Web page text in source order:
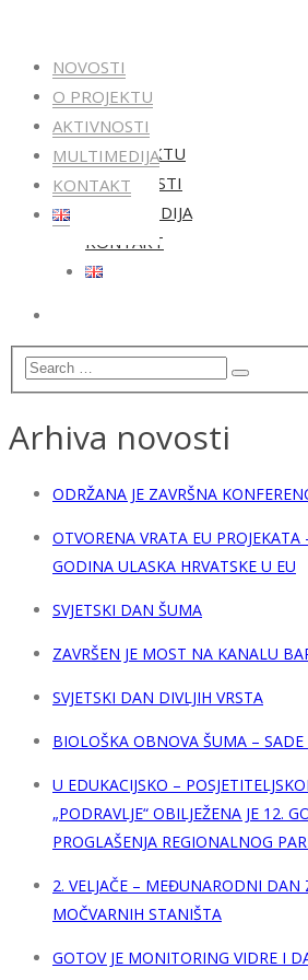
NOVOSTI
O PROJEKTU
AKTIVNOSTI
MULTIMEDIJA
KONTAKT
NOVOSTI
O PROJEKTU
AKTIVNOSTI
MULTIMEDIJA
KONTAKT
Arhiva novosti
ODRŽANA JE ZAVRŠNA
OTVORENA VRATA EU PROJEKATA
GODINA ULASKA HRVATSKE U EU
SVJETSKI DAN ŠUMA
ZAVRŠEN JE MOST NA KANALU
SVJETSKI DAN DIVLJIH VRSTA
BIOLOŠKA OBNOVA ŠUMA – SADE
U EDUKACIJSKO –
„PODRAVLJE“ OBILJEŽENA JE 12.
PROGLAŠENJA REGIONALNOG
2. VELJAČE – MEĐUNARODNI DAN
MOČVARNIH STANIŠTA
GOTOV JE MONITORING VIDRE I